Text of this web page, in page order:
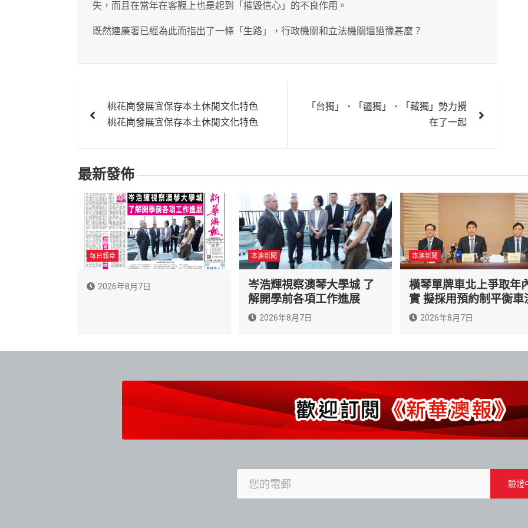
失，而且在當年在客觀上也是起到「摧毀信心」的不良作用。
既然連廉署已經為此而指出了一條「生路」，行政機關和立法機關還猶豫甚麼？
章
覽
桃花崗發展宜保存本土休閒文化特色
桃花崗發展宜保存本土休閒文化特色
「台獨」、「疆獨」、「藏獨」勢力攪
在了一起
最新發佈
每日報章
2026年8月7日
本澳新聞
岑浩輝視察澳琴大學城 了
解開學前各項工作進展
2026年8月7日
本澳新聞
橫琴單牌車北上爭取年
實 擬採用預約制平衡車
2026年8月7日